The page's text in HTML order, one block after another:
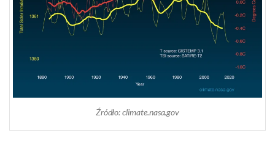
Źródło: climate.nasa.gov